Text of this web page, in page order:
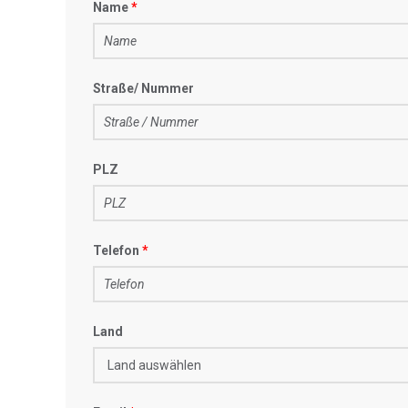
Name
Straße/ Nummer
PLZ
Telefon
Land